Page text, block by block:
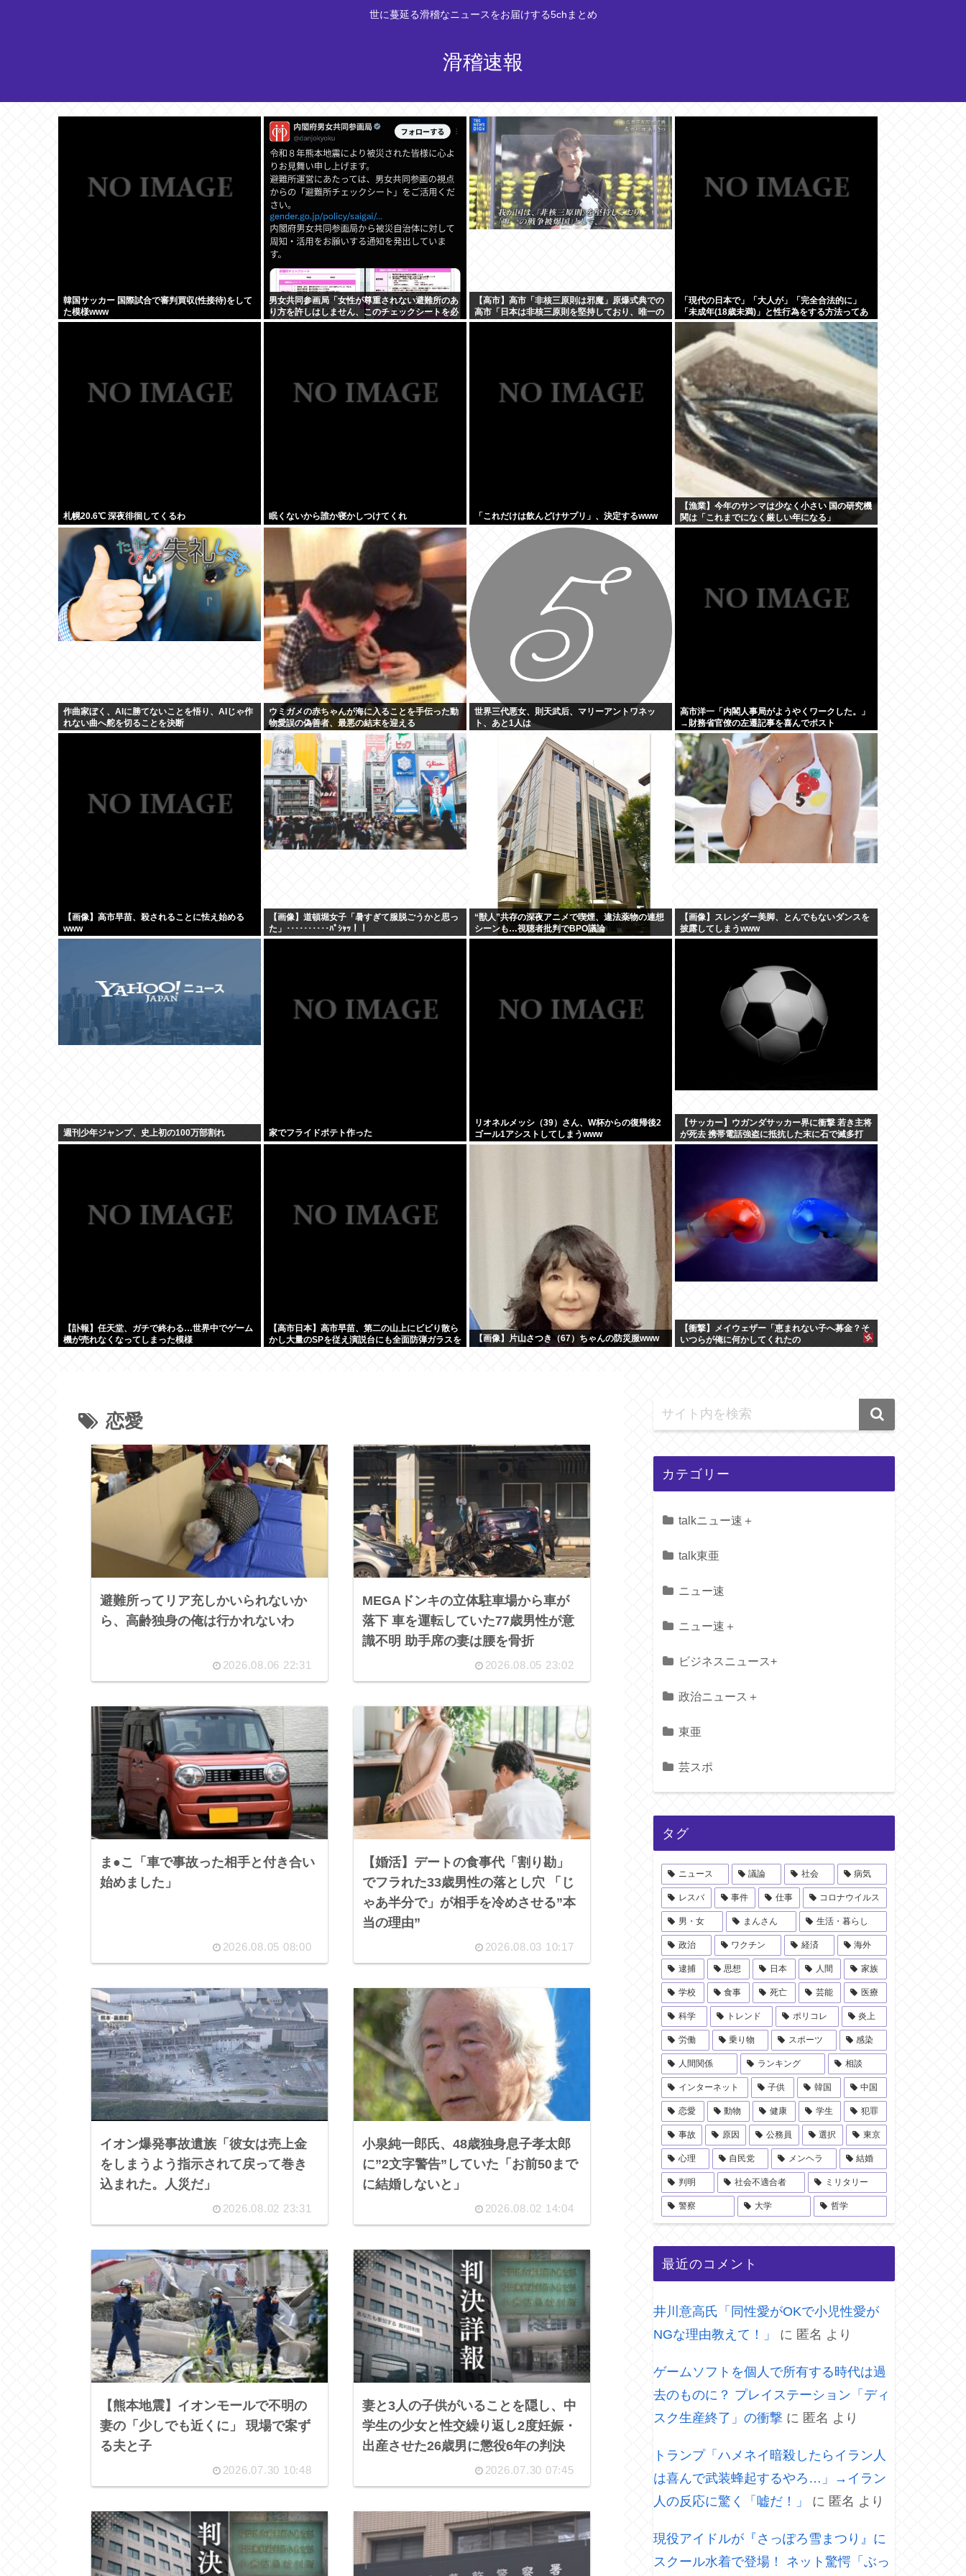
世に蔓延る滑稽なニュースをお届けする5chまとめ
滑稽速報
韓国サッカー 国際試合で審判買収(性接待)をして
た模様www
男女共同参画局「女性が尊重されない避難所のあ
り方を許しはしません、このチェックシートを必
ず遵守してください」
【高市】高市「非核三原則は邪魔」原爆式典での
高市「日本は非核三原則を堅持しており、唯一の
被爆国として…」お目々パチパチッ
「現代の日本で」「大人が」「完全合法的に」
「未成年(18歳未満)」と性行為をする方法ってあ
るの？
札幌20.6℃ 深夜徘徊してくるわ 眠くないから誰か寝かしつけてくれ 「これだけは飲んどけサプリ」、決定するwww
【漁業】今年のサンマは少なく小さい 国の研究機
関は「これまでになく厳しい年になる」
作曲家ぼく、AIに勝てないことを悟り、AIじゃ作
れない曲へ舵を切ることを決断
ウミガメの赤ちゃんが海に入ることを手伝った動
物愛誤の偽善者、最悪の結末を迎える
世界三代悪女、則天武后、マリーアントワネッ
ト、あと1人は
高市洋一「内閣人事局がようやくワークした。」
→財務省官僚の左遷記事を喜んでポスト
【画像】高市早苗、殺されることに怯え始める
www
【画像】道頓堀女子「暑すぎて服脱ごうかと思っ
た」･･････････ﾊﾟｼｬｯ！！
“獣人”共存の深夜アニメで喫煙、違法薬物の連想
シーンも…視聴者批判でBPO議論
【画像】スレンダー美脚、とんでもないダンスを
披露してしまうwww
週刊少年ジャンプ、史上初の100万部割れ 家でフライドポテト作った
リオネルメッシ（39）さん、W杯からの復帰後2
ゴール1アシストしてしまうwww
【サッカー】ウガンダサッカー界に衝撃 若き主将
が死去 携帯電話強盗に抵抗した末に石で滅多打
ち… 国民が怒り「リーダーを失った」
【訃報】任天堂、ガチで終わる…世界中でゲーム
機が売れなくなってしまった模様
【高市日本】高市早苗、第二の山上にビビり散ら
かし大量のSPを従え演説台にも全面防弾ガラスを
【画像】片山さつき（67）ちゃんの防災服www
【衝撃】メイウェザー「恵まれない子へ募金？そ
いつらが俺に何かしてくれたの
恋愛
避難所ってリア充しかいられないか
ら、高齢独身の俺は行かれないわ
2026.08.06 22:31
MEGAドンキの立体駐車場から車が
落下 車を運転していた77歳男性が意
識不明 助手席の妻は腰を骨折
2026.08.05 23:02
ま●こ「車で事故った相手と付き合い
始めました」
2026.08.05 08:00
【婚活】デートの食事代「割り勘」
でフラれた33歳男性の落とし穴 「じ
ゃあ半分で」が相手を冷めさせる”本
当の理由”
2026.08.03 10:17
イオン爆発事故遺族「彼女は売上金
をしまうよう指示されて戻って巻き
込まれた。人災だ」
2026.08.02 23:31
小泉純一郎氏、48歳独身息子孝太郎
に”2文字警告”していた「お前50まで
に結婚しないと」
2026.08.02 14:04
【熊本地震】イオンモールで不明の
妻の「少しでも近くに」 現場で案ず
る夫と子
2026.07.30 10:48
妻と3人の子供がいることを隠し、中
学生の少女と性交繰り返し2度妊娠・
出産させた26歳男に懲役6年の判決
2026.07.30 07:45
カテゴリー
talkニュー速＋
talk東亜
ニュー速
ニュー速＋
ビジネスニュース+
政治ニュース＋
東亜
芸スポ
タグ
ニュース 議論 社会 病気
レスバ 事件 仕事 コロナウイルス
男・女 まんさん 生活・暮らし
政治 ワクチン 経済 海外
逮捕 思想 日本 人間 家族
学校 食事 死亡 芸能 医療
科学 トレンド ポリコレ 炎上
労働 乗り物 スポーツ 感染
人間関係 ランキング 相談
インターネット 子供 韓国 中国
恋愛 動物 健康 学生 犯罪
事故 原因 公務員 選択 東京
心理 自民党 メンヘラ 結婚
判明 社会不適合者 ミリタリー
警察 大学 哲学
最近のコメント
井川意高氏「同性愛がOKで小児性愛が
NGな理由教えて！」
に 匿名 より
ゲームソフトを個人で所有する時代は過
去のものに？ プレイステーション「ディ
スク生産終了」の衝撃 に 匿名 より
トランプ「ハメネイ暗殺したらイラン人
は喜んで武装蜂起するやろ…」→イラン
人の反応に驚く「嘘だ！」
に 匿名 より
現役アイドルが『さっぽろ雪まつり』に
スクール水着で登場！ ネット驚愕「ぶっ